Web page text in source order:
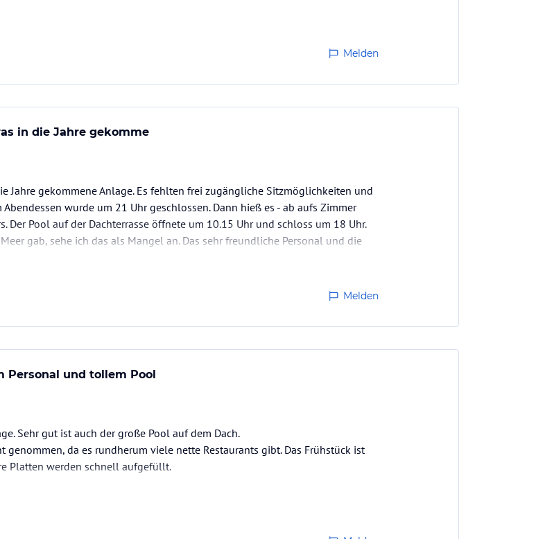
Melden
in die Jahre gekomme
Jahre gekommene Anlage. Es fehlten frei zugängliche Sitzmöglichkeiten und
wurde um 21 Uhr geschlossen. Dann hieß es - ab aufs Zimmer
Der Pool auf der Dachterrasse öffnete um 10.15 Uhr und schloss um 18 Uhr.
gab, sehe ich das als Mangel an. Das sehr freundliche Personal und die
Melden
Personal und tollem Pool
Sehr gut ist auch der große Pool auf dem Dach.
genommen, da es rundherum viele nette Restaurants gibt. Das Frühstück ist
Platten werden schnell aufgefüllt.